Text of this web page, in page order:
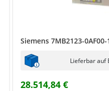
Siemens 7MB2123-0AF00-
Lieferbar auf
28.514,84 €